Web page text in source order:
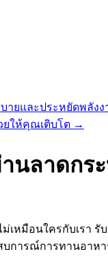
ายและประหยัดพลังง
ยให้คุณเติบโต →
นลาดกร
เหมือนใครกับเรา
การณ์การทานอาห